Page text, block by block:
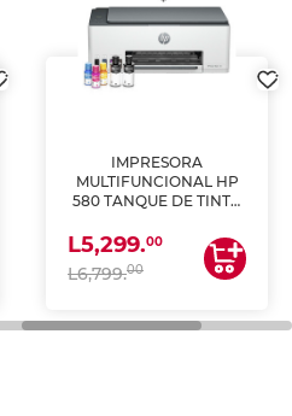
IMPRESORA
MULTIFUNCIONAL HP
580 TANQUE DE TINTA
ESCANEA)
L5,299.00
L6,799.00